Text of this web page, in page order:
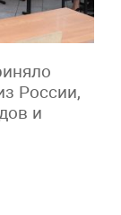
России,
и